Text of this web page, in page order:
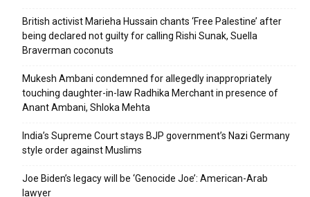
British activist Marieha Hussain chants ‘Free Palestine’ after
being declared not guilty for calling Rishi Sunak, Suella
Braverman coconuts
Mukesh Ambani condemned for allegedly inappropriately
touching daughter-in-law Radhika Merchant in presence of
Anant Ambani, Shloka Mehta
India’s Supreme Court stays BJP government’s Nazi Germany
style order against Muslims
Joe Biden’s legacy will be ‘Genocide Joe’: American-Arab
lawyer